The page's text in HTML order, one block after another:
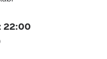
22:00